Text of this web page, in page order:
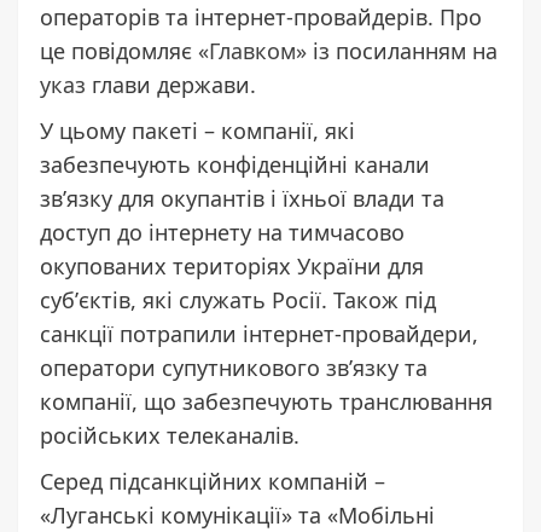
операторів та інтернет-провайдерів. Про
це повідомляє «Главком» із посиланням на
указ глави держави.
У цьому пакеті – компанії, які
забезпечують конфіденційні канали
зв’язку для окупантів і їхньої влади та
доступ до інтернету на тимчасово
окупованих територіях України для
субʼєктів, які служать Росії. Також під
санкції потрапили інтернет-провайдери,
оператори супутникового зв’язку та
компанії, що забезпечують транслювання
російських телеканалів.
Серед підсанкційних компаній –
«Луганські комунікації» та «Мобільні